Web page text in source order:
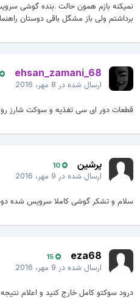
نمیکنه بازم همون حالت .بنده گوشی
برداشتم ولی باز مشگل باقی دوستان
ehsan_zamani_68
37
ارسال شده در8 مهر، 2016
قطعات دور ای سی تغذیه و سوکت شارز
پرشین 10
ارسال شده در9 مهر، 2016
سلام و تشکر گوشی کاملا سرویس شده
eza68
15
ارسال شده در9 مهر، 2016
درود سوکتو کامل خارج کنید و اعلام نتیجه